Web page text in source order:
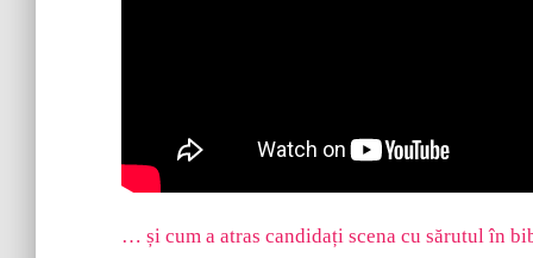
… și cum a atras candidați scena cu sărutul în